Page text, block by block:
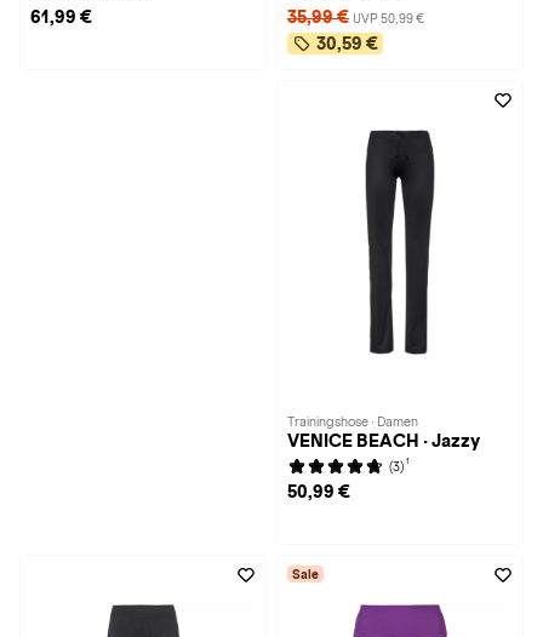
61,99 € 35,99 € UVP 50,99 €
30,59 €
Trainingshose · Damen
VENICE BEACH · Jazzy
(3) 1
50,99 €
Sale